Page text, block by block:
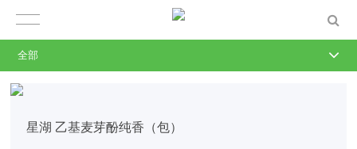
星湖 乙基麦芽酚纯香（包）
全部